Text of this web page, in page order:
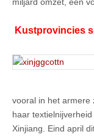
Kustprovincies
vooral in het armere
haar
Xinjiang. Eind april